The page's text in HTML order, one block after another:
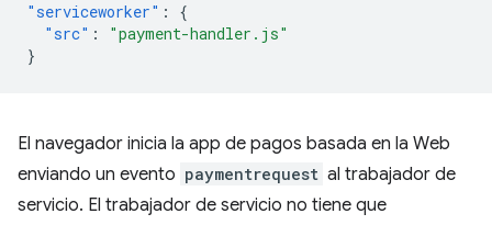
"serviceworker" :
{
"src" :
"payment-handler.js"
}
El navegador inicia la app de pagos basada en la Web
enviando un evento paymentrequest al trabajador de
servicio. El trabajador de servicio no tiene que